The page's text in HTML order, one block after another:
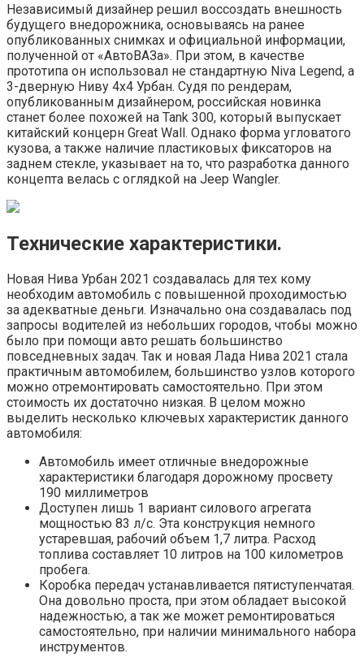
Независимый дизайнер решил воссоздать внешность
будущего внедорожника, основываясь на ранее
опубликованных снимках и официальной информации,
полученной от «АвтоВАЗа». При этом, в качестве
прототипа он использовал не стандартную Niva Legend, а
3-дверную Ниву 4х4 Урбан. Судя по рендерам,
опубликованным дизайнером, российская новинка
станет более похожей на Tank 300, который выпускает
китайский концерн Great Wall. Однако форма угловатого
кузова, а также наличие пластиковых фиксаторов на
заднем стекле, указывает на то, что разработка данного
концепта велась с оглядкой на Jeep Wangler.
Технические характеристики.
Новая Нива Урбан 2021 создавалась для тех кому
необходим автомобиль с повышенной проходимостью
за адекватные деньги. Изначально она создавалась под
запросы водителей из небольших городов, чтобы можно
было при помощи авто решать большинство
повседневных задач. Так и новая Лада Нива 2021 стала
практичным автомобилем, большинство узлов которого
можно отремонтировать самостоятельно. При этом
стоимость их достаточно низкая. В целом можно
выделить несколько ключевых характеристик данного
автомобиля:
Автомобиль имеет отличные внедорожные
характеристики благодаря дорожному просвету
190 миллиметров
Доступен лишь 1 вариант силового агрегата
мощностью 83 л/с. Эта конструкция немного
устаревшая, рабочий объем 1,7 литра. Расход
топлива составляет 10 литров на 100 километров
пробега.
Коробка передач устанавливается пятиступенчатая.
Она довольно проста, при этом обладает высокой
надежностью, а так же может ремонтироваться
самостоятельно, при наличии минимального набора
инструментов.